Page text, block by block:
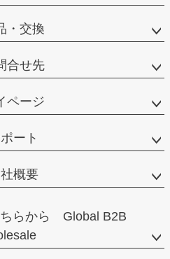
・交換
合せ先
ページ
ート
概要
らから Global B2B